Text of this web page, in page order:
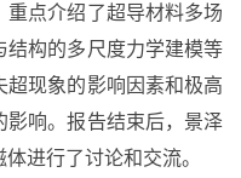
点介绍了超导材料多场
结构的多尺度力学建模等
现象的影响因素和极高
影响。报告结束后，景泽
进行了讨论和交流。